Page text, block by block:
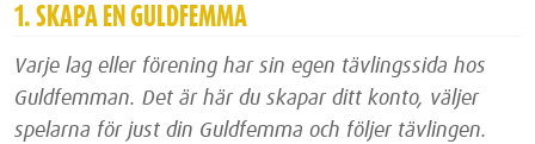
1. SKAPA EN GULDFEMMA
Varje lag eller förening har sin egen tävlingssida hos
Guldfemman. Det är här du skapar ditt konto, väljer
spelarna för just din Guldfemma och följer tävlingen.